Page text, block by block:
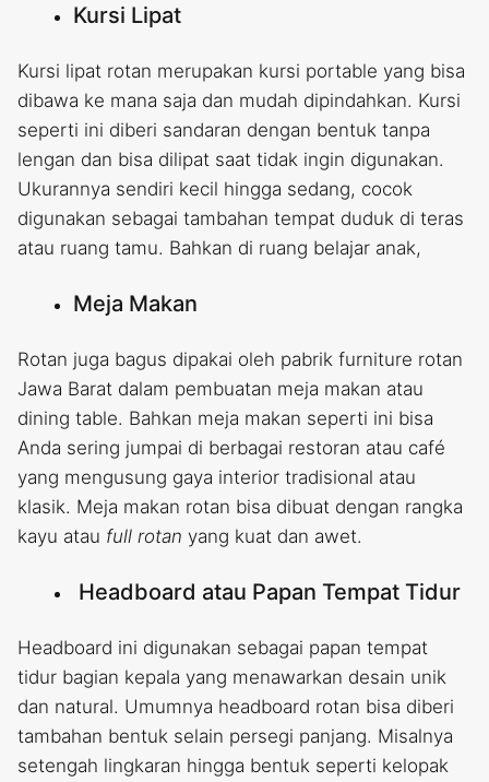
Kursi Lipat
Kursi lipat rotan merupakan kursi portable yang bisa
dibawa ke mana saja dan mudah dipindahkan. Kursi
seperti ini diberi sandaran dengan bentuk tanpa
lengan dan bisa dilipat saat tidak ingin digunakan.
Ukurannya sendiri kecil hingga sedang, cocok
digunakan sebagai tambahan tempat duduk di teras
atau ruang tamu. Bahkan di ruang belajar anak,
Meja Makan
Rotan juga bagus dipakai oleh pabrik furniture rotan
Jawa Barat dalam pembuatan meja makan atau
dining table. Bahkan meja makan seperti ini bisa
Anda sering jumpai di berbagai restoran atau café
yang mengusung gaya interior tradisional atau
klasik. Meja makan rotan bisa dibuat dengan rangka
kayu atau full rotan yang kuat dan awet.
Headboard atau Papan Tempat Tidur
Headboard ini digunakan sebagai papan tempat
tidur bagian kepala yang menawarkan desain unik
dan natural. Umumnya headboard rotan bisa diberi
tambahan bentuk selain persegi panjang. Misalnya
setengah lingkaran hingga bentuk seperti kelopak